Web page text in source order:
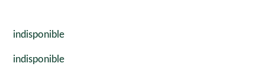
indisponible
indisponible